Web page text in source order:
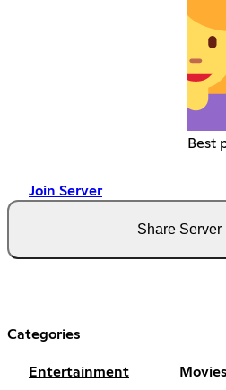
Best
Join Server
Share Server
Categories
Entertainment